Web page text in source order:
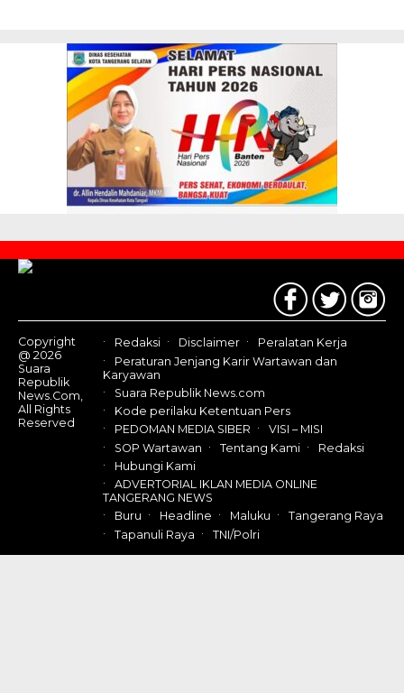
Contact
Us
Copyright
@ 2026
Suara
Republik
News.Com,
All Rights
Reserved
Redaksi Disclaimer
Peralatan Kerja
Peraturan Jenjang Karir Wartawan dan
Karyawan
Suara Republik News.com
Kode perilaku Ketentuan Pers
PEDOMAN MEDIA SIBER
VISI – MISI
SOP Wartawan
Tentang Kami
Redaksi
Hubungi Kami
ADVERTORIAL IKLAN MEDIA ONLINE
TANGERANG NEWS
Buru
Headline Maluku
Tangerang Raya
Tapanuli Raya
TNI/Polri